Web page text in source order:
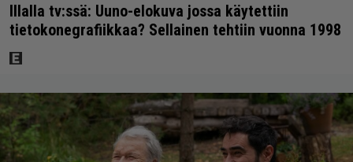
Illalla tv:ssä: Uuno-elokuva jossa käytettiin
tietokonegrafiikkaa? Sellainen tehtiin vuonna 1998